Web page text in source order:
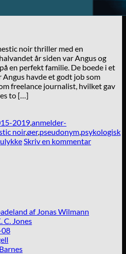
noir thriller med en
år siden var Angus og
en perfekt familie. De boede i et
havde et godt job som
freelance journalist, hvilket gav
to […]
2019,anmelder-
noir,øer,pseudonym,psykologisk
ulykkeSkriv en kommentar
af Jonas Wilmann
C. Jones
08